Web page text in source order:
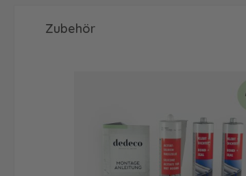
Produktgalerie überspringen
Zubehör